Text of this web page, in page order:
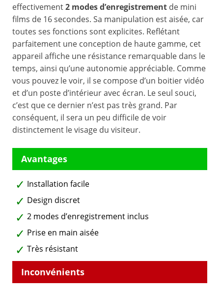
effectivement2 modes d’enregistrement de mini
films de 16 secondes. Sa manipulation est aisée, car
toutes ses fonctions sont explicites. Reflétant
parfaitement une conception de haute gamme, cet
appareil affiche une résistance remarquable dans le
temps, ainsi qu’une autonomie appréciable. Comme
vous pouvez le voir, il se compose d’un boitier vidéo
et d’un poste d’intérieur avec écran. Le seul souci,
c’est que ce dernier n’est pas très grand. Par
conséquent, il sera un peu difficile de voir
distinctement le visage du visiteur.
Installation facile
Design discret
2 modes d’enregistrement inclus
Prise en main aisée
Très résistant